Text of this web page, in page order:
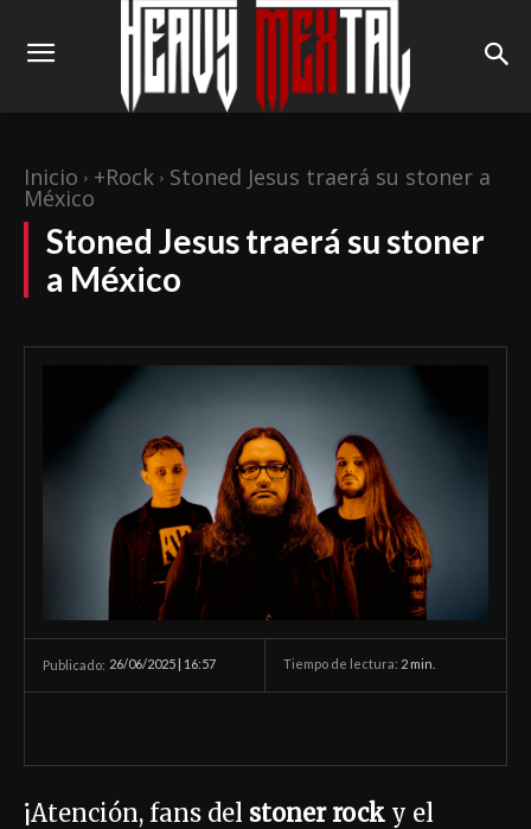
Inicio +Rock Stoned Jesus traerá su stoner a
México
Stoned Jesus traerá su stoner
a México
Publicado: 26/06/2025 | 16:57 Tiempo de lectura: 2 min.
¡Atención, fans del stoner rock y el